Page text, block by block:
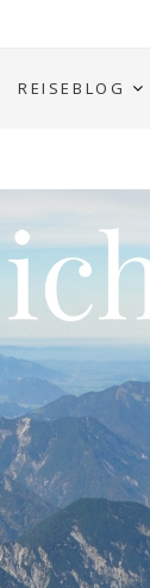
REISEBLOG